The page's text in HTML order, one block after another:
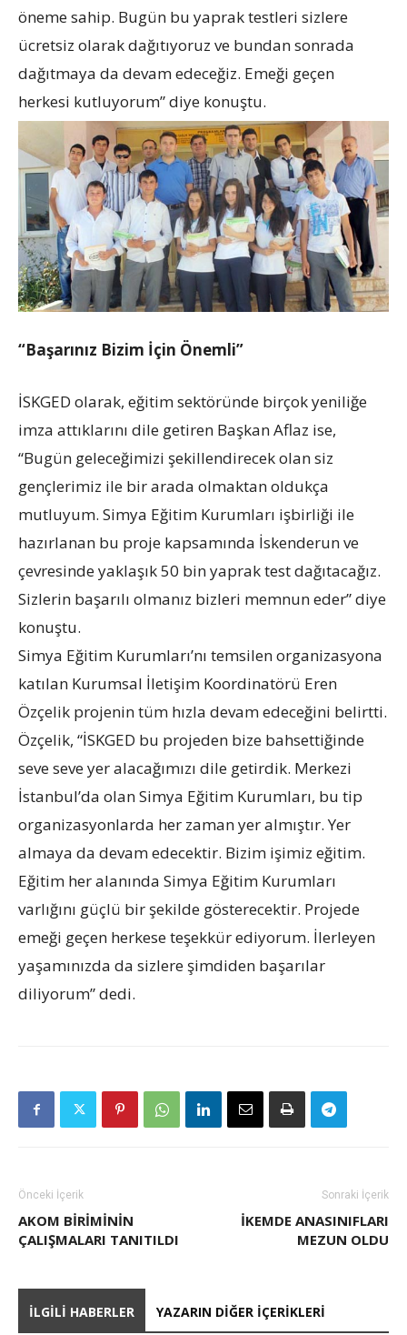
öneme sahip. Bugün bu yaprak testleri sizlere
ücretsiz olarak dağıtıyoruz ve bundan sonrada
dağıtmaya da devam edeceğiz. Emeği geçen
herkesi kutluyorum” diye konuştu.
“Başarınız Bizim İçin Önemli”
İSKGED olarak, eğitim sektöründe birçok yeniliğe
imza attıklarını dile getiren Başkan Aflaz ise,
“Bugün geleceğimizi şekillendirecek olan siz
gençlerimiz ile bir arada olmaktan oldukça
mutluyum. Simya Eğitim Kurumları işbirliği ile
hazırlanan bu proje kapsamında İskenderun ve
çevresinde yaklaşık 50 bin yaprak test dağıtacağız.
Sizlerin başarılı olmanız bizleri memnun eder” diye
konuştu.
Simya Eğitim Kurumları’nı temsilen organizasyona
katılan Kurumsal İletişim Koordinatörü Eren
Özçelik projenin tüm hızla devam edeceğini belirtti.
Özçelik, “İSKGED bu projeden bize bahsettiğinde
seve seve yer alacağımızı dile getirdik. Merkezi
İstanbul’da olan Simya Eğitim Kurumları, bu tip
organizasyonlarda her zaman yer almıştır. Yer
almaya da devam edecektir. Bizim işimiz eğitim.
Eğitim her alanında Simya Eğitim Kurumları
varlığını güçlü bir şekilde gösterecektir. Projede
emeği geçen herkese teşekkür ediyorum. İlerleyen
yaşamınızda da sizlere şimdiden başarılar
diliyorum” dedi.
Önceki İçerik
AKOM BIRIMININ
ÇALIŞMALARI TANITILDI
Sonraki İçerik
İKEMDE ANASINIFLARI
MEZUN OLDU
İLGILI HABERLER YAZARIN DIĞER İÇERIKLERI